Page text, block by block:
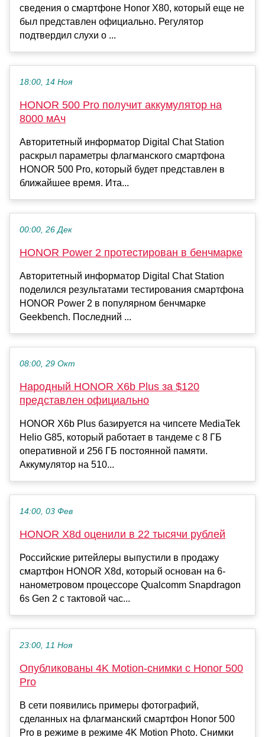
сведения о смартфоне Honor X80, который еще не
был представлен официально. Регулятор
подтвердил слухи о ...
18:00, 14 Ноя
HONOR 500 Pro получит аккумулятор на
8000 мАч
Авторитетный информатор Digital Chat Station
раскрыл параметры флагманского смартфона
HONOR 500 Pro, который будет представлен в
ближайшее время. Ита...
00:00, 26 Дек
HONOR Power 2 протестирован в бенчмарке
Авторитетный информатор Digital Chat Station
поделился результатами тестирования смартфона
HONOR Power 2 в популярном бенчмарке
Geekbench. Последний ...
08:00, 29 Окт
Народный HONOR X6b Plus за $120
представлен официально
HONOR X6b Plus базируется на чипсете MediaTek
Helio G85, который работает в тандеме с 8 ГБ
оперативной и 256 ГБ постоянной памяти.
Аккумулятор на 510...
14:00, 03 Фев
HONOR X8d оценили в 22 тысячи рублей
Российские ритейлеры выпустили в продажу
смартфон HONOR X8d, который основан на 6-
нанометровом процессоре Qualcomm Snapdragon
6s Gen 2 с тактовой час...
23:00, 11 Ноя
Опубликованы 4K Motion-снимки с Honor 500
Pro
В сети появились примеры фотографий,
сделанных на флагманский смартфон Honor 500
Pro в режиме в режиме 4K Motion Photo. Снимки